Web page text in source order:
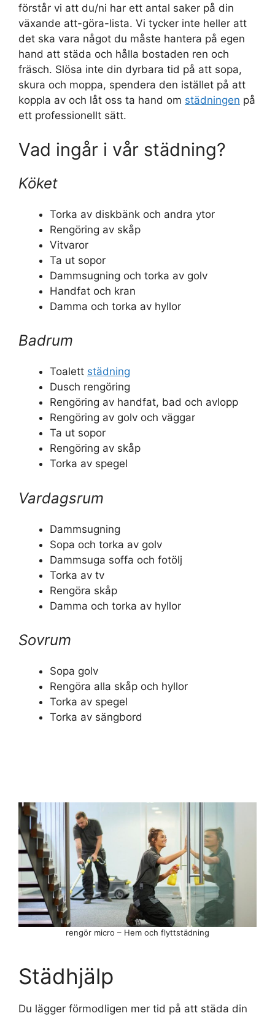
förstår vi att du/ni har ett antal saker på din
växande att-göra-lista. Vi tycker inte heller att
det ska vara något du måste hantera på egen
hand att städa och hålla bostaden ren och
fräsch. Slösa inte din dyrbara tid på att sopa,
skura och moppa, spendera den istället på att
koppla av och låt oss ta hand om städningen på
ett professionellt sätt.
Vad ingår i vår städning?
Köket
Torka av diskbänk och andra ytor
Rengöring av skåp
Vitvaror
Ta ut sopor
Dammsugning och torka av golv
Handfat och kran
Damma och torka av hyllor
Badrum
Toalett städning
Dusch rengöring
Rengöring av handfat, bad och avlopp
Rengöring av golv och väggar
Ta ut sopor
Rengöring av skåp
Torka av spegel
Vardagsrum
Dammsugning
Sopa och torka av golv
Dammsuga soffa och fotölj
Torka av tv
Rengöra skåp
Damma och torka av hyllor
Sovrum
Sopa golv
Rengöra alla skåp och hyllor
Torka av spegel
Torka av sängbord
Städhjälp
Du lägger förmodligen mer tid på att städa din
rengör micro – Hem och flyttstädning